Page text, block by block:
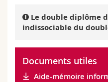
Le double diplôme
indissociable du
Documents utiles
Aide-mémoire